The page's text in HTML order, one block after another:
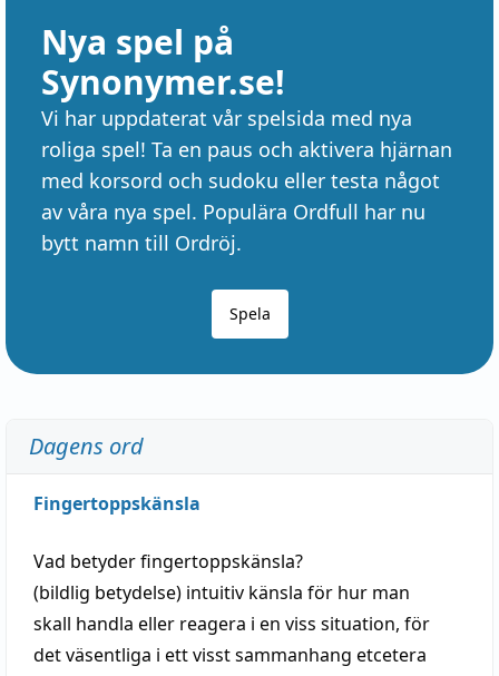
Nya spel på
Synonymer.se!
Vi har uppdaterat vår spelsida med nya
roliga spel! Ta en paus och aktivera hjärnan
med korsord och sudoku eller testa något
av våra nya spel. Populära Ordfull har nu
bytt namn till Ordröj.
Spela
Dagens ord
Fingertoppskänsla
Vad betyderfingertoppskänsla?
(bildlig betydelse) intuitiv känsla för hur man
skall handla eller reagera i en viss situation, för
det väsentliga i ett visstsammanhang etcetera